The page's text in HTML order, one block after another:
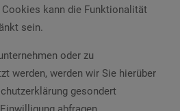
kann die Funktionalität
sein.
oder zu
werden, werden wir Sie hierüber
gesondert